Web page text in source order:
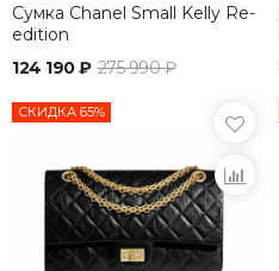
Сумка Chanel Small Kelly Re-
edition
124 190 ₽ 275 990 ₽
СКИДКА 65%